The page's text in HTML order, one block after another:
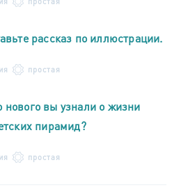
рассказ по иллюстрации.
простая
вы узнали о жизни
пирамид?
простая